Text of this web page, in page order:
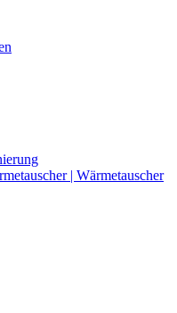
| Wärmetauscher